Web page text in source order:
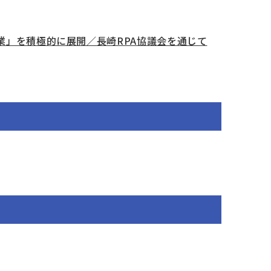
を積極的に展開／長崎RPA協議会を通じて